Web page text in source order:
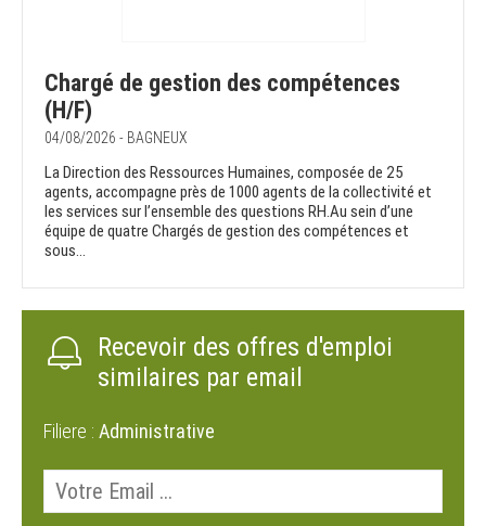
Chargé de gestion des compétences
(H/F)
04/08/2026 - BAGNEUX
La Direction des Ressources Humaines, composée de 25
agents, accompagne près de 1000 agents de la collectivité et
les services sur l’ensemble des questions RH.Au sein d’une
équipe de quatre Chargés de gestion des compétences et
sous...
Recevoir des offres d'emploi
similaires par email
Filiere : Administrative